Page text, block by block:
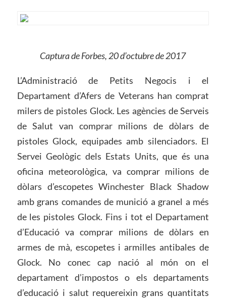
Captura de Forbes, 20 d’octubre de 2017
L’Administració de Petits Negocis i el
Departament d’Afers de Veterans han comprat
milers de pistoles Glock. Les agències de Serveis
de Salut van comprar milions de dòlars de
pistoles Glock, equipades amb silenciadors. El
Servei Geològic dels Estats Units, que és una
oficina meteorològica, va comprar milions de
dòlars d’escopetes Winchester Black Shadow
amb grans comandes de munició a granel a més
de les pistoles Glock. Fins i tot el Departament
d’Educació va comprar milions de dòlars en
armes de mà, escopetes i armilles antibales de
Glock. No conec cap nació al món on el
departament d’impostos o els departaments
d’educació i salut requereixin grans quantitats